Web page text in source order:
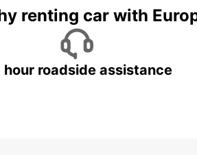
renting car with
hour roadside assistance